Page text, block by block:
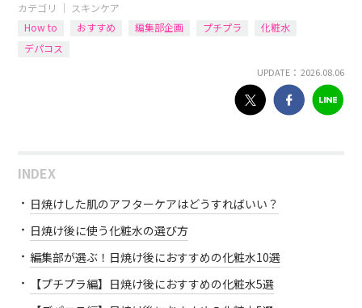
カテゴリ ｜ スキンケア
How to
おすすめ 編集部企画 プチプラ
化粧水
デパコス
UPDATE： 2026.08.06
INDEX
日焼けした肌のアフターケアはどうすればいい？
日焼け後に使う化粧水の選び方
編集部が選ぶ！日焼け後におすすめの化粧水10選
【プチプラ編】日焼け後におすすめの化粧水5選